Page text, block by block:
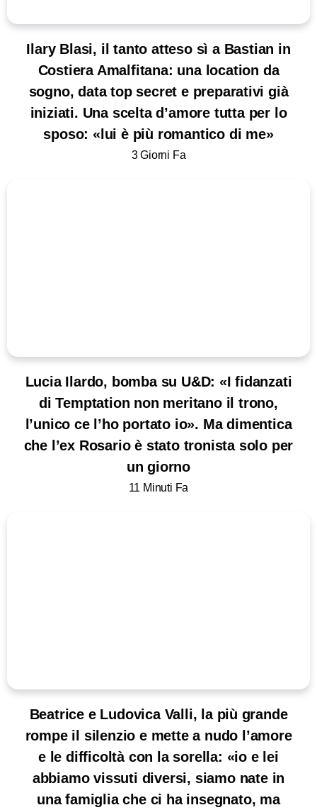
Ilary Blasi, il tanto atteso sì a Bastian in
Costiera Amalfitana: una location da
sogno, data top secret e preparativi già
iniziati. Una scelta d’amore tutta per lo
sposo: «lui è più romantico di me»
3 Giorni Fa
Lucia Ilardo, bomba su U&D: «I fidanzati
di Temptation non meritano il trono,
l’unico ce l’ho portato io». Ma dimentica
che l’ex Rosario è stato tronista solo per
un giorno
11 Minuti Fa
Beatrice e Ludovica Valli, la più grande
rompe il silenzio e mette a nudo l’amore
e le difficoltà con la sorella: «io e lei
abbiamo vissuti diversi, siamo nate in
una famiglia che ci ha insegnato, ma